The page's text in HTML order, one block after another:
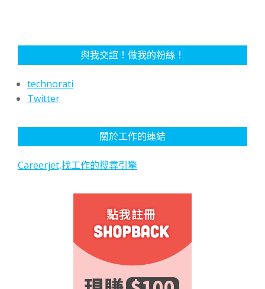
與我交誼！做我的粉絲！
technorati
Twitter
關於工作的連結
Careerjet,找工作的搜尋引擎